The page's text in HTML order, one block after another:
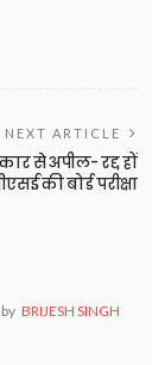
NEXT ARTICLE
से अपील- रद्द हों
की बोर्ड परीक्षा
BRIJESH SINGH